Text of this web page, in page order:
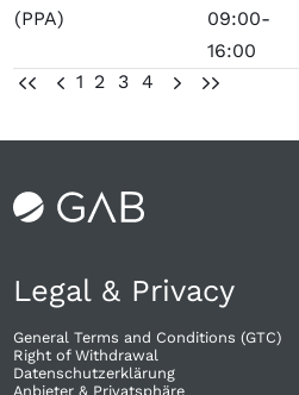
(PPA)
09:00-
16:00
UU U 1 2 3 4 V VV
Legal & Privacy
General Terms and Conditions (GTC)
Right of Withdrawal​
Datenschutzerklärung
Anbieter & Privatsphäre